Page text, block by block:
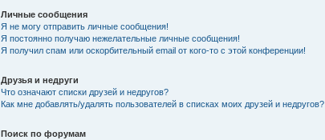
Личные сообщения
Я не могу отправить личные сообщения!
Я постоянно получаю нежелательные личные сообщения!
Я получил спам или оскорбительный email от кого-то с этой конференции!
Друзья и недруги
Что означают списки друзей и недругов?
Как мне добавлять/удалять пользователей в списках моих друзей и недругов?
Поиск по форумам